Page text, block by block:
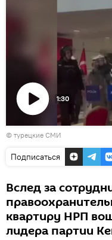
Воспроизвести
видео
1:30
© турецкие СМИ
Подписаться
Вслед за
квартиру НРП
лидера партии